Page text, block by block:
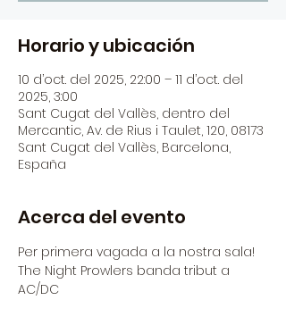
Horario y ubicación
10 d’oct. del 2025, 22:00 – 11 d’oct. del
2025, 3:00
Sant Cugat del Vallès, dentro del
Mercantic, Av. de Rius i Taulet, 120, 08173
Sant Cugat del Vallès, Barcelona,
España
Acerca del evento
Per primera vagada a la nostra sala!
The Night Prowlers banda tribut a
AC/DC